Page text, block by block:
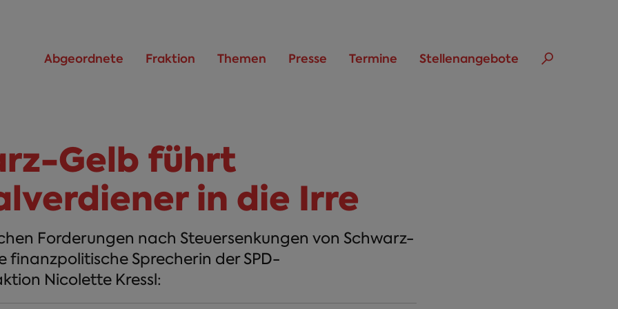
Abgeordnete Fraktion Themen Presse Termine Stellenangebote
Gelb führt
in die Irre
Forderungen nach Steuersenkungen von Schwarz-
finanzpolitische Sprecherin der SPD-
Nicolette Kressl: